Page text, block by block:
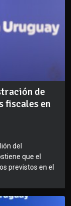
de
fiscales en
del
que el
previstos en el